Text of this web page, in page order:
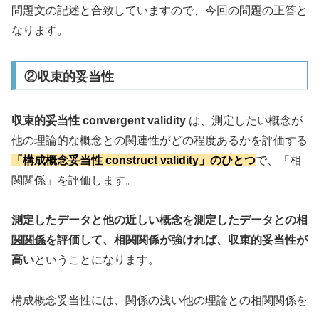
問題文の記述と合致していますので、今回の問題の正答と
なります。
②収束的妥当性
収束的妥当性 convergent validity は、測定したい概念が
他の理論的な概念との関連性がどの程度あるかを評価する
「構成概念妥当性 construct validity」のひとつで、「相
関関係」を評価します。
測定したデータと他の近しい概念を測定したデータとの相
関関係を評価して、相関関係が強ければ、収束的妥当性が
高いということになります。
構成概念妥当性には、関係の浅い他の理論との相関関係を